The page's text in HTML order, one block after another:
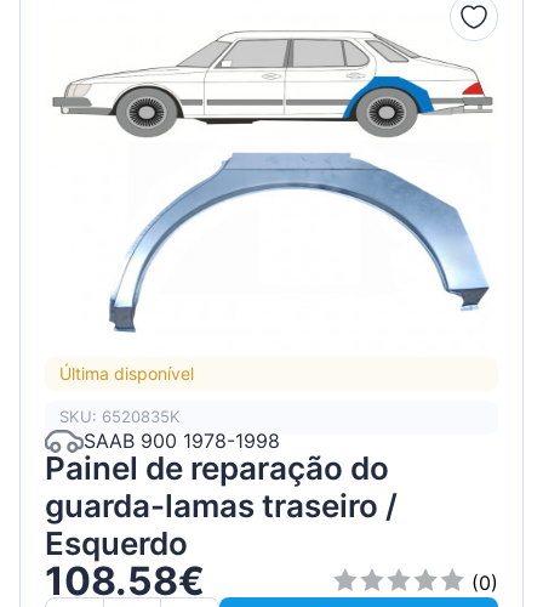
Última disponível
SKU: 6520835K
SAAB 900 1978-1998
Painel de reparação do
guarda-lamas traseiro /
Esquerdo
108.58€
(0)